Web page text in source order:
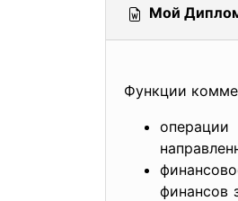
Мой
Функции
финaнcов